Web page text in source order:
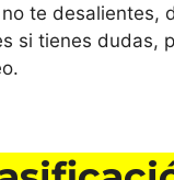
te desalientes,
si tienes dudas,